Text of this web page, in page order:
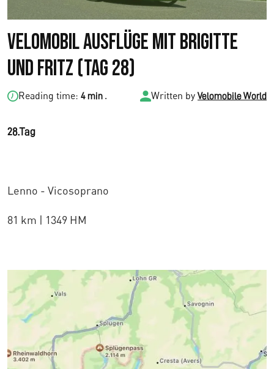
Velomobil Ausflüge mit Brigitte
und Fritz (Tag 28)
Reading time: 4 min . Written byVelomobile World
28.Tag
Lenno - Vicosoprano
81 km | 1349 HM